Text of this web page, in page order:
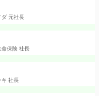
元社長
保険 社長
キ 社長